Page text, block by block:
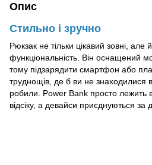
Опис
Стильно і зручно
Рюкзак не тільки цікавий зовні, але
функціональність. Він оснащений
тому підзарядити смартфон або
труднощів, де б ви не знаходилися
робили. Power Bank просто лежить
відсіку, а девайси приєднуються